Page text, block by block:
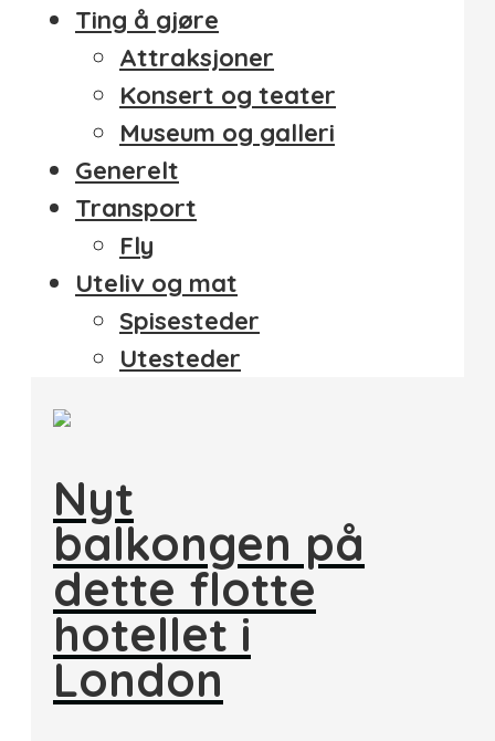
Ting å gjøre
Attraksjoner
Konsert og teater
Museum og galleri
Generelt
Transport
Fly
Uteliv og mat
Spisesteder
Utesteder
Nyt
balkongen på
dette flotte
hotellet i
London